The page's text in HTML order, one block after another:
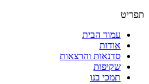
תפריט
עמוד הבית
אודות
סדנאות והרצאות
שקיפות
תמכי בנו